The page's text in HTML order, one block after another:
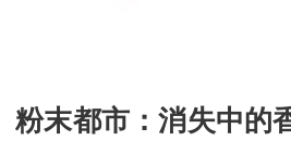
粉末都市：消失中的